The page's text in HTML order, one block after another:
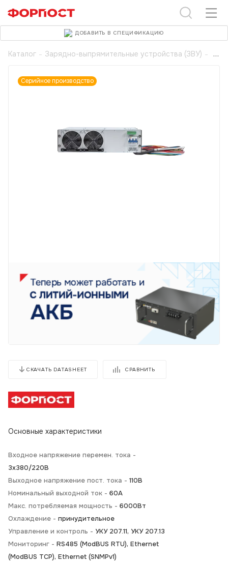
Каталог - Зарядно-выпрямительные устройства (ЗВУ) -
Серийное производство
СКАЧАТЬ DATASHEET СРАВНИТЬ
Основные характеристики
Входное напряжение перемен. тока -
3х380/220В
Выходное напряжение пост. тока - 110В
Номинальный выходной ток - 60А
Макс. потребляемая мощность - 6000Вт
Охлаждение - принудительное
Управление и контроль - УКУ 207.11, УКУ 207.13
Мониторинг - RS485 (ModBUS RTU), Ethernet
(ModBUS TCP), Ethernet (SNMPv1)
ДОБАВИТЬ В СПЕЦИФИКАЦИЮ